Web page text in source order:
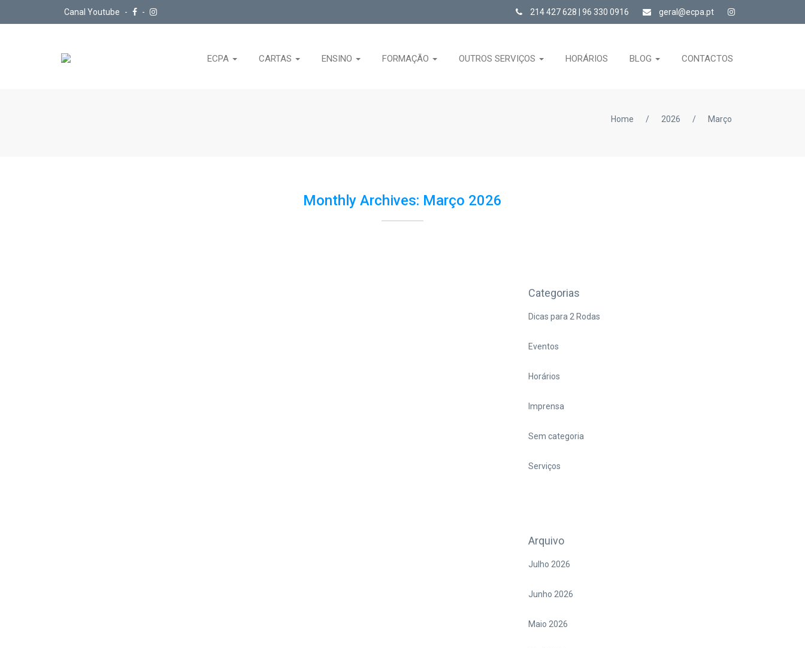
Canal Youtube - - 214 427 628 | 96 330 0916 geral@ecpa.pt
ECPA CARTAS ENSINO FORMAÇÃO OUTROS SERVIÇOS HORÁRIOS BLOG CONTACTOS
Home / 2026 / Março
Monthly Archives: Março 2026
Categorias
Dicas para 2 Rodas
Eventos
Horários
Imprensa
Sem categoria
Serviços
Arquivo
Julho 2026
Junho 2026
Maio 2026